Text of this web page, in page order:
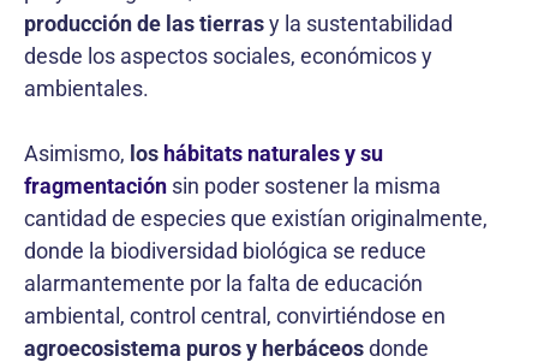
producción de las tierrasy la sustentabilidad
desde los aspectos sociales, económicos y
ambientales.
Asimismo, los hábitats naturales y su
fragmentación sin poder sostener la misma
cantidad de especies que existían originalmente,
donde la biodiversidad biológica se reduce
alarmantemente por la falta de educación
ambiental, control central, convirtiéndose en
agroecosistema puros y herbáceosdonde